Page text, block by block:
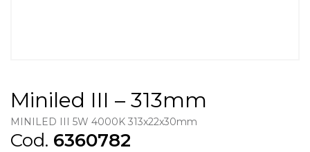
Miniled III – 313mm
MINILED III 5W 4000K 313x22x30mm
Cod. 6360782